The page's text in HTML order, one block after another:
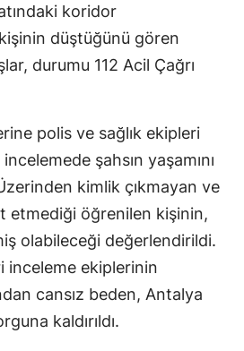
koridor
düştüğünü gören
durumu 112 Acil Çağrı
polis ve sağlık ekipleri
şahsın yaşamını
kimlik çıkmayan ve
etmediği öğrenilen kişinin,
olabileceği değerlendirildi.
inceleme ekiplerinin
cansız beden, Antalya
kaldırıldı.